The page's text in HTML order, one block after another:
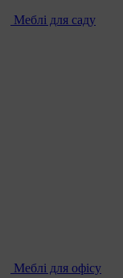
Меблі для саду
Меблі для офісу